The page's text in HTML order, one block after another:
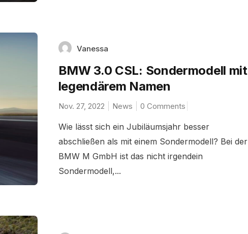
Vanessa
BMW 3.0 CSL: Sondermodell mit
legendärem Namen
Nov. 27, 2022 News 0 Comments
Wie lässt sich ein Jubiläumsjahr besser
abschließen als mit einem Sondermodell? Bei der
BMW M GmbH ist das nicht irgendein
Sondermodell,...